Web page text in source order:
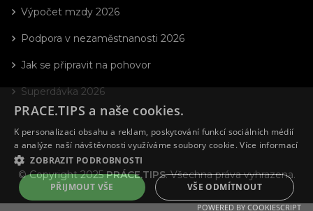
Výpočet mzdy 2026
Podpora v nezaměstnanosti 2026
Jak se připravit na pohovor
Superdávka 2026
© Copyright 2025PRÁCE.TIPS. Všechna práva vyhrazena.
PRACE.TIPS a naše cookies.
K personalizaci obsahu a reklam, poskytování funkcí sociálních médií
a analýze naší návštěvnosti využíváme soubory cookie.Více informací
ZOBRAZIT PODROBNOSTI
PŘIJMOUT VŠE VŠE ODMÍTNOUT
POWERED BY COOKIESCRIPT